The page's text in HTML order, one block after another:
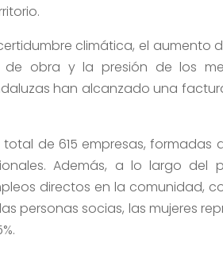
climática, el aumento
obra y la presión de los
han alcanzado una
de 615 empresas, formadas
Además, a lo largo del
directos en la comunidad,
personas socias, las mujeres